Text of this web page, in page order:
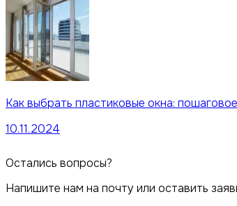
Как выбрать пластиковые окна:
10.11.2024
Остались вопросы?
Напишите нам на почту или оставить